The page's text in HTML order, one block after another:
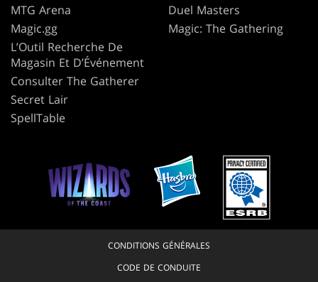
MTG Arena
Magic.gg
L’Outil Recherche De
Magasin Et D’Événement
Consulter The Gatherer
Secret Lair
SpellTable
Duel Masters
Magic: The Gathering
CONDITIONS GÉNÉRALES
CODE DE CONDUITE